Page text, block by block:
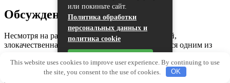
Обсуждение
Несмотря на развитие медицинских технологий,
злокачественная меланома по-прежнему остается одним из
самых трудноизлечимых видов рака. Настоящее исследование
впервые доказывает, что местное применение средства для
загара MTII подавляет, а не стимулирует развитие уже
или покиньте сайт.
Политика обработки
персональных данных и
политика cookie
This website uses cookies to improve user experience. By continuing to use
the site, you consent to the use of cookies.
OK